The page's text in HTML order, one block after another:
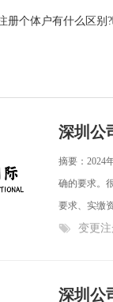
册个体户有什么区别
深圳公
摘要：2024
确的要求。
要求、实缴
变更
深圳公